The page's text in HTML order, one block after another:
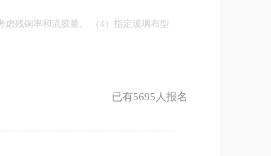
残铜率和流胶量。 （4）指定玻璃布型
已有5695人报名